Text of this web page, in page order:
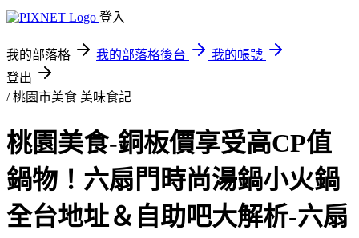
登入
我的部落格 我的部落格後台
我的帳號
登出
/ 桃園市美食 美味食記
桃園美食-銅板價享受高CP值
鍋物！六扇門時尚湯鍋小火鍋
全台地址＆自助吧大解析-六扇